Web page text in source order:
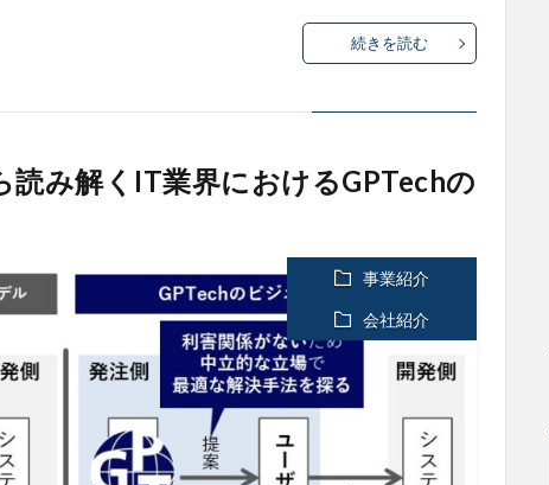
続きを読む
み解くIT業界におけるGPTechの
事業紹介
会社紹介